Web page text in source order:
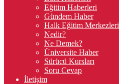
Eğitim Haberleri
Gündem Haber
Halk Eğitim Merkezleri
Nedir?
Ne Demek?
Üniversite Haber
Sürücü Kursları
Soru Cevap
İletişim